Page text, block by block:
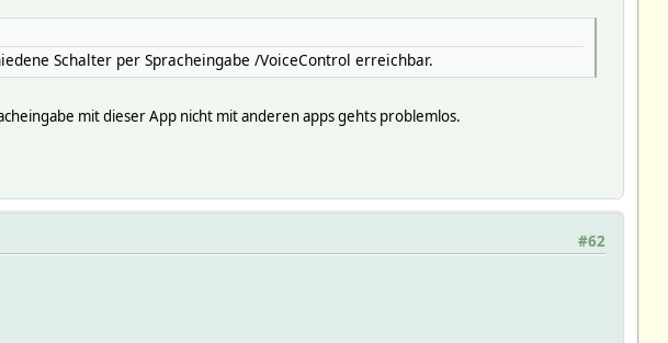
Schalter per Spracheingabe /VoiceControl erreichbar.
mit dieser App nicht mit anderen apps gehts problemlos.
#62